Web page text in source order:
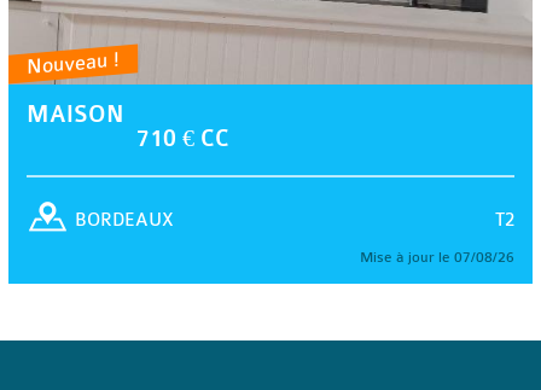
Nouveau !
MAISON
710 € CC
T2
BORDEAUX
Mise à jour le 07/08/26